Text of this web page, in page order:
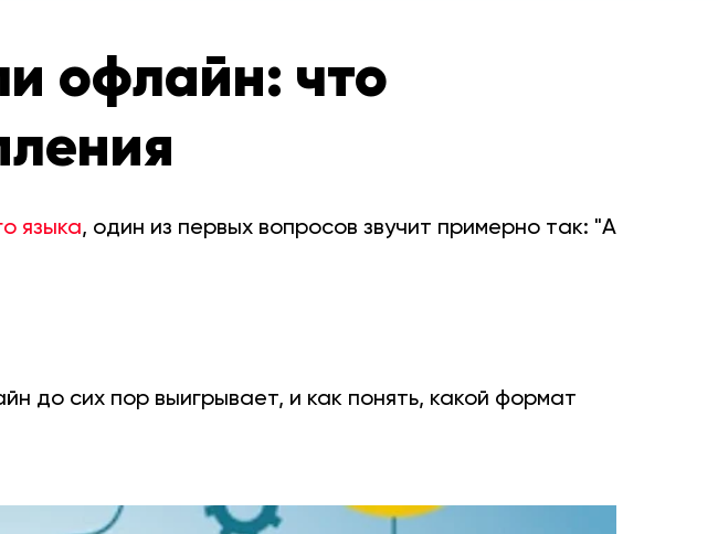
офлайн: что
языка, один из первых вопросов звучит примерно так: "А
до сих пор выигрывает, и как понять, какой формат